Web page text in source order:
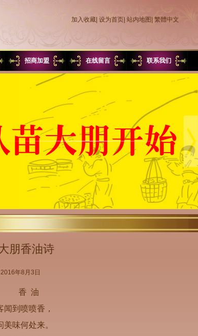
加入收藏 设为首页 站内地图 繁體中文
招商加盟 在线留言 联系我们
朋香油诗
2016年8月3日
香 油
闻到喷喷香，
美味何处来。